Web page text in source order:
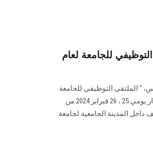
للجامعة لعام
" الملتقى التوظيفي للجامعة
لعام ‏‏2024‏‎ " ‎والذي ينظمه مركز التوظيف بالجامعة على مدار يومي 25 ، 26 فبراير 2024 من
مركز التوظيف داخل المدينة الجامعية لجامعة